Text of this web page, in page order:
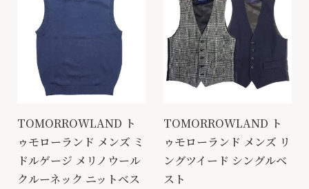
TOMORROWLAND ト
ゥモローランド メンズ ミ
ドルゲージ メリノウール
クルーネック ニットベス
TOMORROWLAND ト
ゥモローランド メンズ リ
ングツイード シングルベ
スト